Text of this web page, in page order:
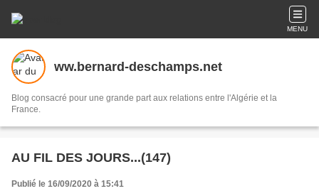
MENU
ww.bernard-deschamps.net
Blog consacré pour une grande part aux relations entre l'Algérie et la
France.
AU FIL DES JOURS...(147)
Publié le 16/09/2020 à 15:41